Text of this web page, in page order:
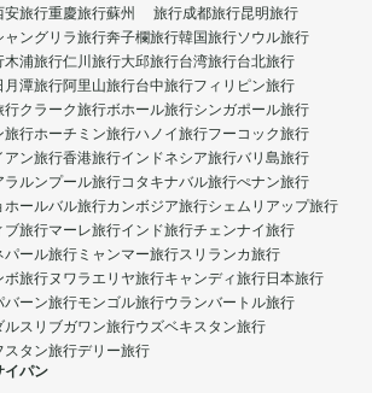
安旅行重慶旅行蘇州 旅行成都旅行昆明旅行
ャングリラ旅行奔子欄旅行韓国旅行ソウル旅行
木浦旅行仁川旅行大邱旅行台湾旅行台北旅行
月潭旅行阿里山旅行台中旅行フィリピン旅行
行クラーク旅行ボホール旅行シンガポール旅行
旅行ホーチミン旅行ハノイ旅行フーコック旅行
アン旅行香港旅行インドネシア旅行バリ島旅行
ラルンプール旅行コタキナバル旅行ぺナン旅行
ホールバル旅行カンボジア旅行シェムリアップ旅行
ブ旅行マーレ旅行インド旅行チェンナイ旅行
パール旅行 ミャンマー旅行スリランカ旅行
ボ旅行ヌワラエリヤ旅行キャンディ旅行日本旅行
バーン旅行モンゴル旅行ウランバートル旅行
ルスリブガワン旅行ウズベキスタン旅行
スタン旅行デリー旅行
イパン